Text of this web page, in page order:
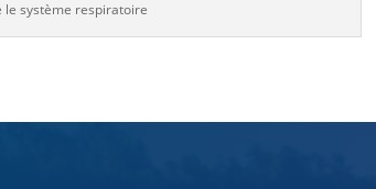
le système respiratoire